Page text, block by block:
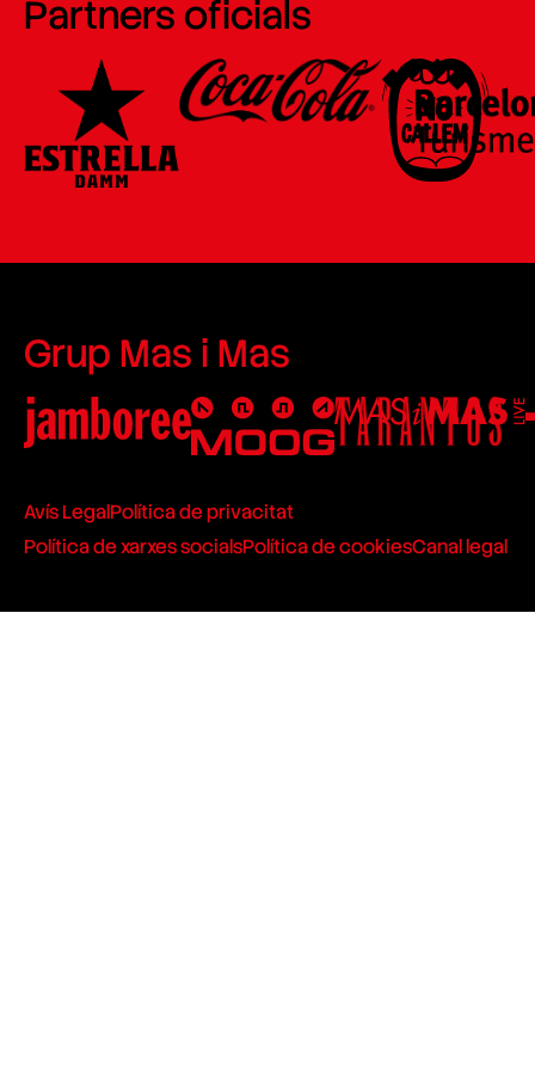
Partners oficials
Grup Mas i Mas
Avís LegalPolítica de privacitat
Política de xarxes socialsPolítica de cookiesCanal legal